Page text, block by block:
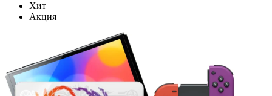
Хит
Акция